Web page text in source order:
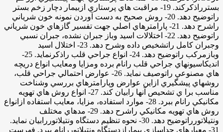
بسترراذكركند. 19- مراقبت هاي پرستاري ازبيمار دچار زخم بستر
راتوضيح دهد. 20- روش صحيح به دست آوردن نمونه خون شرياني
راشرح دهد. 21- پارامترهاي اصلي جهت تفسير گازهاي خون شرياني
راتوضيح دهد. 22- اختلالات اسيد وباز جبران نشده، جبران نسبي
وجبران كامل راتشخيص داده وشرح دهد. 23- اختلال اسيد
وبازمركب راتوضيح دهد. 24- انواع جراحي قلب راذكرنمايد. 25-
انديكاسيونهاي جراحي قلب رانام برده ومزايا ومعايب انواع دريچه
هاي مصنوعي راتوصيف نمايد. 26- عوارض احتمالي جراحي قلب،
روشهاي پيشگيري ازاين عوارض وپارامترهاي بررسي وشناخت
مناسب برا ي تشحيص آنها رابيان كند. 27- انواع روش هاي تهويه
مكانيكي رانام ببرد. 28- موارد استفاده، مزايا، معايب استفاده ازانواع
روش هاي تهويه مكانيكي راشرح دهد. 29- مدهاي مختلف
ونتيلاتورراتوضيح دهد. 30- نحوه تنظيم دستگاه ونتيلاتوررابيان نمايد.
31- معيارهاي جداسازي بيمارازدستگاه ونتيلاتوررانام ببرد. فهرست